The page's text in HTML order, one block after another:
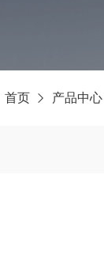
首页 产品中心